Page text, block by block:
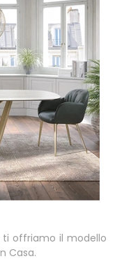
ti offriamo il modello
Casa.